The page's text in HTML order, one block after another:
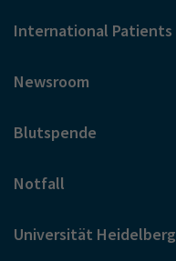
International Patients
Newsroom
Blutspende
Notfall
Universität Heidelberg